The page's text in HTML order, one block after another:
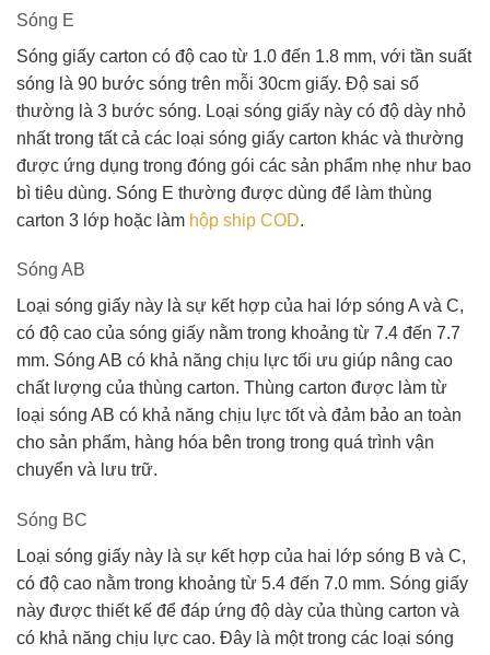
Sóng E
Sóng giấy carton có độ cao từ 1.0 đến 1.8 mm, với tần suất
sóng là 90 bước sóng trên mỗi 30cm giấy. Độ sai số
thường là 3 bước sóng. Loại sóng giấy này có độ dày nhỏ
nhất trong tất cả các loại sóng giấy carton khác và thường
được ứng dụng trong đóng gói các sản phẩm nhẹ như bao
bì tiêu dùng. Sóng E thường được dùng để làm thùng
carton 3 lớp hoặc làm hộp ship COD.
Sóng AB
Loại sóng giấy này là sự kết hợp của hai lớp sóng A và C,
có độ cao của sóng giấy nằm trong khoảng từ 7.4 đến 7.7
mm. Sóng AB có khả năng chịu lực tối ưu giúp nâng cao
chất lượng của thùng carton. Thùng carton được làm từ
loại sóng AB có khả năng chịu lực tốt và đảm bảo an toàn
cho sản phẩm, hàng hóa bên trong trong quá trình vận
chuyển và lưu trữ.
Sóng BC
Loại sóng giấy này là sự kết hợp của hai lớp sóng B và C,
có độ cao nằm trong khoảng từ 5.4 đến 7.0 mm. Sóng giấy
này được thiết kế để đáp ứng độ dày của thùng carton và
có khả năng chịu lực cao. Đây là một trong các loại sóng